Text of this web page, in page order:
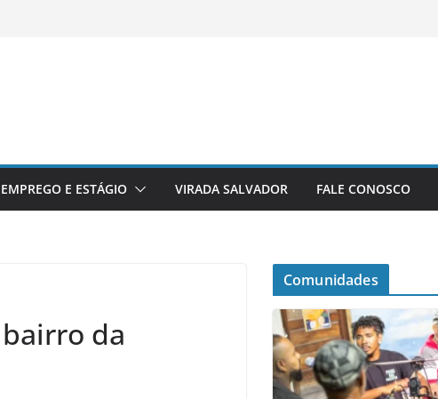
EMPREGO E ESTÁGIO VIRADA SALVADOR FALE CONOSCO
da
Comunidades